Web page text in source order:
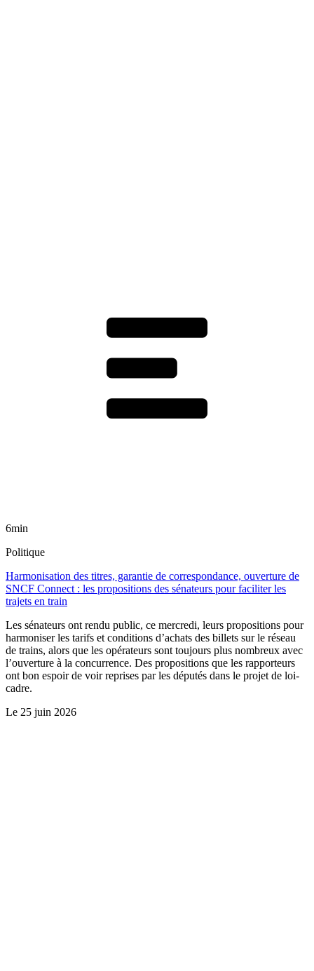
6min
Politique
Harmonisation des titres, garantie de correspondance, ouverture de
SNCF Connect : les propositions des sénateurs pour faciliter les
trajets en train
Les sénateurs ont rendu public, ce mercredi, leurs propositions pour
harmoniser les tarifs et conditions d’achats des billets sur le réseau
de trains, alors que les opérateurs sont toujours plus nombreux avec
l’ouverture à la concurrence. Des propositions que les rapporteurs
ont bon espoir de voir reprises par les députés dans le projet de loi-
cadre.
Le 25 juin 2026